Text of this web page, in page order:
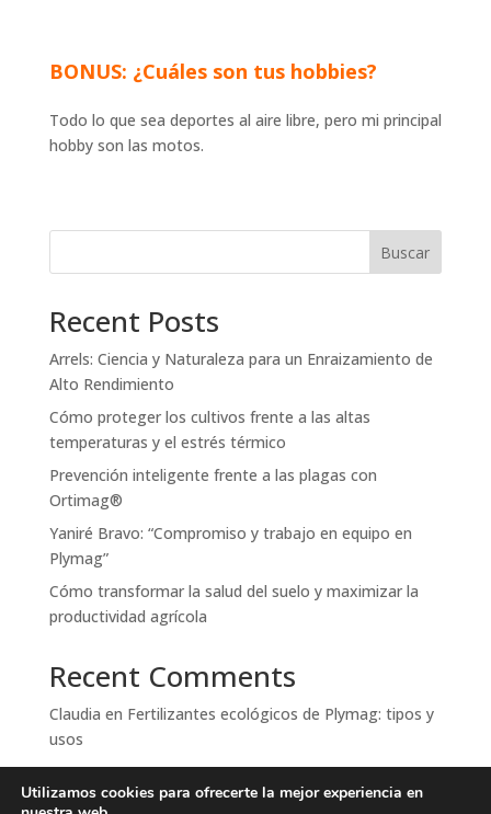
BONUS: ¿Cuáles son tus hobbies?
Todo lo que sea deportes al aire libre, pero mi principal
hobby son las motos.
Buscar
Recent Posts
Arrels: Ciencia y Naturaleza para un Enraizamiento de
Alto Rendimiento
Cómo proteger los cultivos frente a las altas
temperaturas y el estrés térmico
Prevención inteligente frente a las plagas con
Ortimag®
Yaniré Bravo: “Compromiso y trabajo en equipo en
Plymag”
Cómo transformar la salud del suelo y maximizar la
productividad agrícola
Recent Comments
Claudia en Fertilizantes ecológicos de Plymag: tipos y
usos
Erlene RichelieuenFertilizantes ecológicos de Plymag:
tipos y usos
Utilizamos cookies para ofrecerte la mejor experiencia en